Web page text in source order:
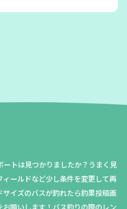
トは見つかりましたか？ うまく見
ールドなど少し条件を変更して再
サイズのバスが釣れたら釣果投稿画
願いします！バス釣りの際のレン